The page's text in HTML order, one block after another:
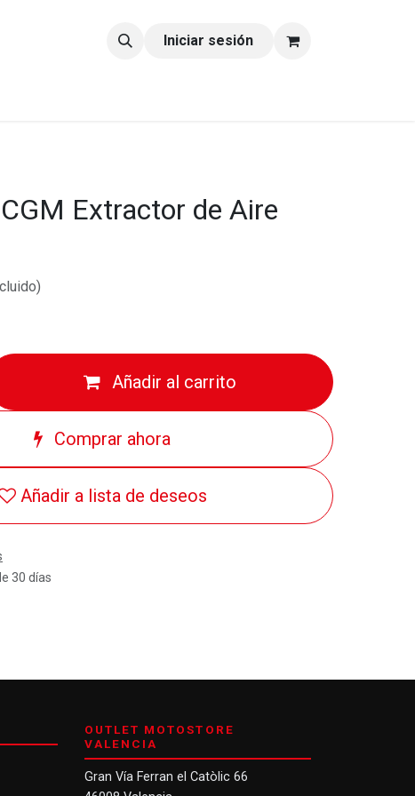
Iniciar sesión
Extractor de Aire
Añadir al carrito
Comprar ahora
Añadir a lista de deseos
30 días
OUTLET MOTOSTORE
VALENCIA
Gran Vía Ferran el Catòlic 66